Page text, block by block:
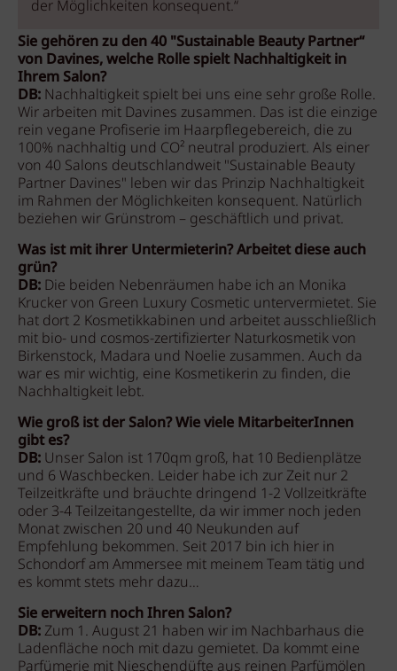
der Möglichkeiten konsequent.“
Sie gehören zu den 40 "Sustainable Beauty Partner“
von Davines, welche Rolle spielt Nachhaltigkeit in
Ihrem Salon?
DB: Nachhaltigkeit spielt bei uns eine sehr große Rolle.
Wir arbeiten mit Davines zusammen. Das ist die einzige
rein vegane Profiserie im Haarpflegebereich, die zu
100% nachhaltig und CO² neutral produziert. Als einer
von 40 Salons deutschlandweit "Sustainable Beauty
Partner Davines" leben wir das Prinzip Nachhaltigkeit
im Rahmen der Möglichkeiten konsequent. Natürlich
beziehen wir Grünstrom – geschäftlich und privat.
Was ist mit ihrer Untermieterin? Arbeitet diese auch
grün?
DB: Die beiden Nebenräumen habe ich an Monika
Krucker von Green Luxury Cosmetic untervermietet. Sie
hat dort 2 Kosmetikkabinen und arbeitet ausschließlich
mit bio- und cosmos-zertifizierter Naturkosmetik von
Birkenstock, Madara und Noelie zusammen. Auch da
war es mir wichtig, eine Kosmetikerin zu finden, die
Nachhaltigkeit lebt.
Wie groß ist der Salon? Wie viele MitarbeiterInnen
gibt es?
DB: Unser Salon ist 170qm groß, hat 10 Bedienplätze
und 6 Waschbecken. Leider habe ich zur Zeit nur 2
Teilzeitkräfte und bräuchte dringend 1-2 Vollzeitkräfte
oder 3-4 Teilzeitangestellte, da wir immer noch jeden
Monat zwischen 20 und 40 Neukunden auf
Empfehlung bekommen. Seit 2017 bin ich hier in
Schondorf am Ammersee mit meinem Team tätig und
es kommt stets mehr dazu…
Sie erweitern noch Ihren Salon?
DB:Zum 1. August 21 haben wir im Nachbarhaus die
Ladenfläche noch mit dazu gemietet. Da kommt eine